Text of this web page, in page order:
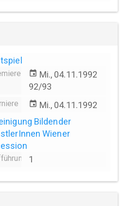
event Mi., 04.11.1992
92/93
event Mi., 04.11.1992
Bildender
Wiener
1